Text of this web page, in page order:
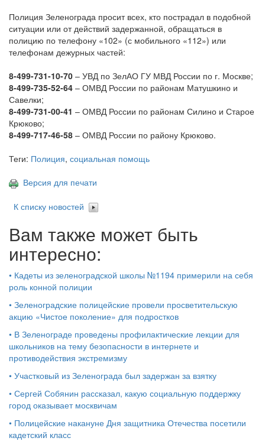
Полиция Зеленограда просит всех, кто пострадал в подобной
ситуации или от действий задержанной, обращаться в
полицию по телефону «102» (с мобильного «112») или
телефонам дежурных частей:
8-499-731-10-70 – УВД по ЗелАО ГУ МВД России по г. Москве;
8-499-735-52-64 – ОМВД России по районам Матушкино и
Савелки;
8-499-731-00-41 – ОМВД России по районам Силино и Старое
Крюково;
8-499-717-46-58 – ОМВД России по району Крюково.
Теги: Полиция, социальная помощь
Версия для печати
К списку новостей
Вам также может быть
интересно:
• Кадеты из зеленоградской школы №1194 примерили на себя
роль конной полиции
• Зеленоградские полицейские провели просветительскую
акцию «Чистое поколение» для подростков
• В Зеленограде проведены профилактические лекции для
школьников на тему безопасности в интернете и
противодействия экстремизму
• Участковый из Зеленограда был задержан за взятку
• Сергей Собянин рассказал, какую социальную поддержку
город оказывает москвичам
• Полицейские накануне Дня защитника Отечества посетили
кадетский класс